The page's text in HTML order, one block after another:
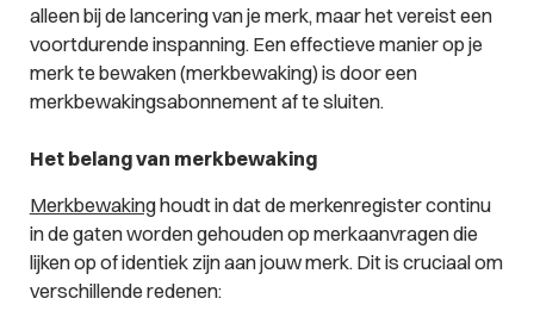
alleen bij de lancering van je merk, maar het vereist een
voortdurende inspanning. Een effectieve manier op je
merk te bewaken (merkbewaking) is door een
merkbewakingsabonnement af te sluiten.
Het belang van merkbewaking
Merkbewakinghoudt in dat de merkenregister continu
in de gaten worden gehouden op merkaanvragen die
lijken op of identiek zijn aan jouw merk. Dit is cruciaal om
verschillende redenen: